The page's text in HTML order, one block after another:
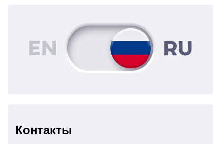
Контакты